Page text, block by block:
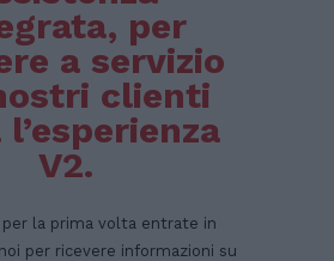
per
a servizio
clienti
V2.
per la prima volta entrate in
per ricevere informazioni su